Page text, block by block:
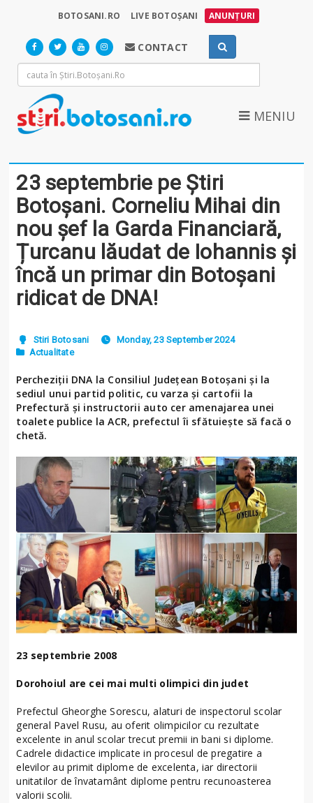
BOTOSANI.RO LIVE BOTOȘANI ANUNȚURI
CONTACT
MENIU
23 septembrie pe Știri
Botoșani. Corneliu Mihai din
nou șef la Garda Financiară,
Țurcanu lăudat de Iohannis și
încă un primar din Botoșani
ridicat de DNA!
Stiri Botosani
Monday, 23 September 2024
Actualitate
Percheziții DNA la Consiliul Judeţean Botoşani şi la
sediul unui partid politic, cu varza și cartofii la
Prefectură și instructorii auto cer amenajarea unei
toalete publice la ACR, prefectul îi sfătuiește să facă o
chetă.
23 septembrie 2008
Dorohoiul are cei mai multi olimpici din judet
Prefectul Gheorghe Sorescu, alaturi de inspectorul scolar
general Pavel Rusu, au oferit olimpicilor cu rezultate
excelente in anul scolar trecut premii in bani si diplome.
Cadrele didactice implicate in procesul de pregatire a
elevilor au primit diplome de excelenta, iar directorii
unitatilor de învatamânt diplome pentru recunoasterea
valorii scolii.